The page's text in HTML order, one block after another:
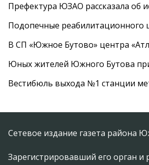
Префектура ЮЗАО рассказала об
Подопечные реабилитационного
В СП «Южное Бутово» центра
Юных жителей Южного Бутова
Вестибюль выхода №1 станции
Сетевое издание газета района
Зарегистрировавший его орган